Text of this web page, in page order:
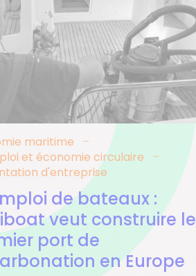
maritime
et économie circulaire
d'entreprise
de bateaux :
veut construire le
port de
en Europe